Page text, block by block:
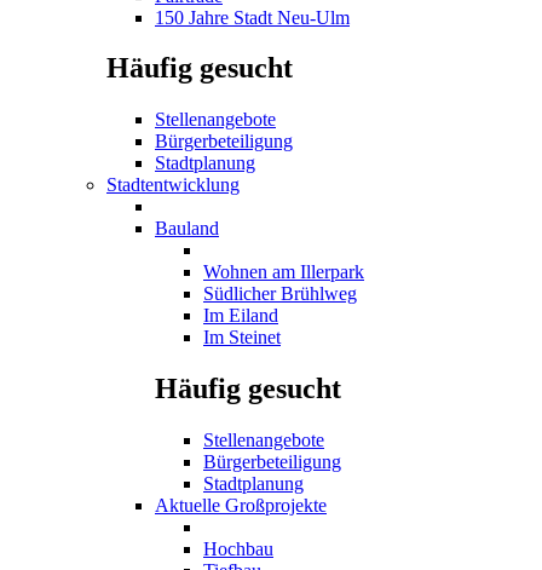
150 Jahre Stadt Neu-Ulm
Häufig gesucht
Stellenangebote
Bürgerbeteiligung
Stadtplanung
Stadtentwicklung
Bauland
Wohnen am Illerpark
Südlicher Brühlweg
Im Eiland
Im Steinet
Häufig gesucht
Stellenangebote
Bürgerbeteiligung
Stadtplanung
Aktuelle Großprojekte
Hochbau